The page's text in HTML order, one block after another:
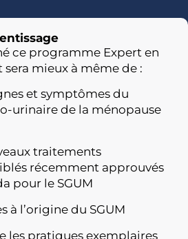
ce programme Expert en
mieux à même de :
et symptômes du
urinaire de la ménopause
traitements
récemment approuvés
pour le SGUM
à l’origine du SGUM
les pratiques exemplaires